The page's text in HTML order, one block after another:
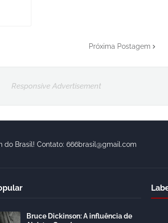
Próxima Postagem
Responsive Advertisement
Brasil! Contato: 666brasil@gmail.com
Bruce Dickinson: A influência de